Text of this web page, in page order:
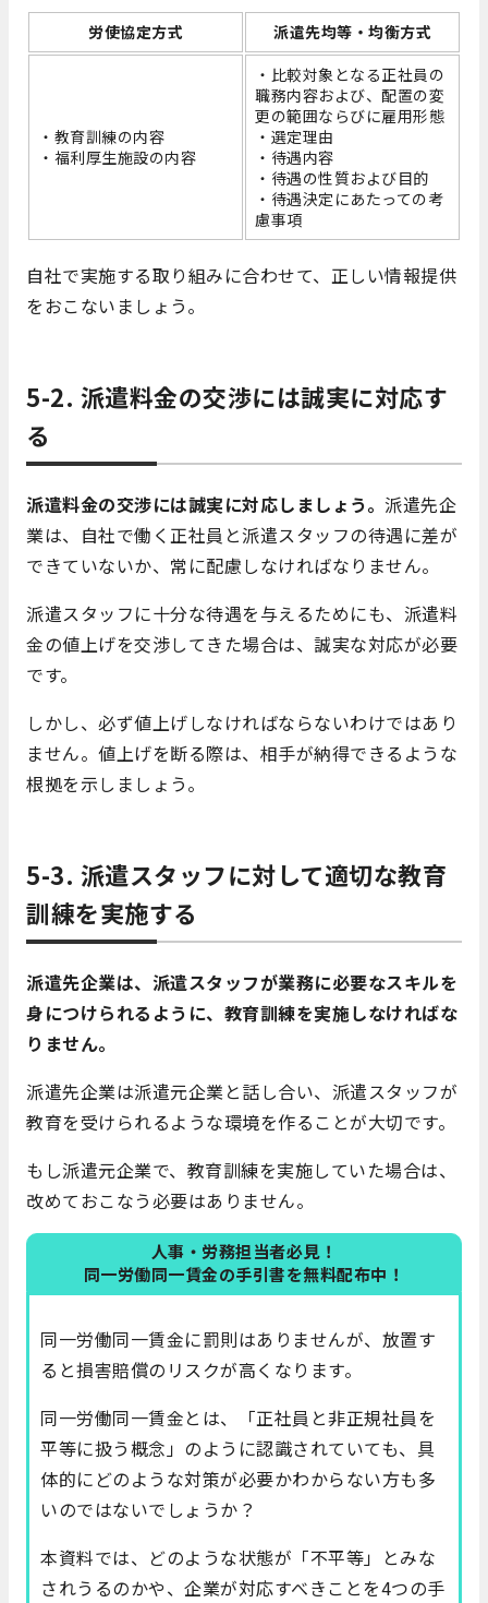
労使協定方式 派遣先均等・均衡方式
・教育訓練の内容
・福利厚生施設の内容
・比較対象となる正社員の
職務内容および、配置の変
更の範囲ならびに雇用形態
・選定理由
・待遇内容
・待遇の性質および目的
・待遇決定にあたっての考
慮事項
自社で実施する取り組みに合わせて、正しい情報提供
をおこないましょう。
5-2. 派遣料金の交渉には誠実に対応す
る
派遣料金の交渉には誠実に対応しましょう。 派遣先企
業は、自社で働く正社員と派遣スタッフの待遇に差が
できていないか、常に配慮しなければなりません。
派遣スタッフに十分な待遇を与えるためにも、派遣料
金の値上げを交渉してきた場合は、誠実な対応が必要
です。
しかし、必ず値上げしなければならないわけではあり
ません。値上げを断る際は、相手が納得できるような
根拠を示しましょう。
5-3. 派遣スタッフに対して適切な教育
訓練を実施する
派遣先企業は、派遣スタッフが業務に必要なスキルを
身につけられるように、教育訓練を実施しなければな
りません。
派遣先企業は派遣元企業と話し合い、派遣スタッフが
教育を受けられるような環境を作ることが大切です。
もし派遣元企業で、教育訓練を実施していた場合は、
改めておこなう必要はありません。
人事・労務担当者必見！
同一労働同一賃金の手引書を無料配布中！
同一労働同一賃金に罰則はありませんが、放置す
ると損害賠償のリスクが高くなります。
同一労働同一賃金とは、「正社員と非正規社員を
平等に扱う概念」のように認識されていても、具
体的にどのような対策が必要かわからない方も多
いのではないでしょうか？
本資料では、どのような状態が「不平等」とみな
されうるのかや、企業が対応すべきことを4つの手